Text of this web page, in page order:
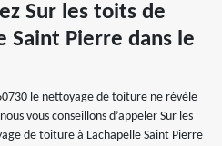
Sur les toits de
Saint Pierre dans le
le nettoyage de toiture ne révèle
vous conseillons d’appeler Sur les
de toiture à Lachapelle Saint Pierre